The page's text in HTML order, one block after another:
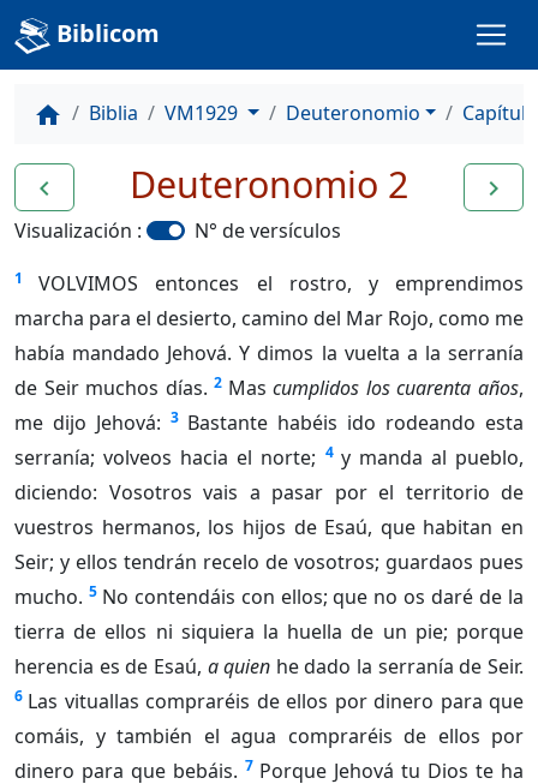
Biblicom
home Biblia VM1929 Deuteronomio
navigate_before navigate_next
Deuteronomio 2
Visualización : N° de versículos
1
VOLVIMOS entonces el rostro, y emprendimos
marcha para el desierto, camino del Mar Rojo, como me
había mandado Jehová. Y dimos la vuelta a la serranía
de Seir muchos días. 2 Mascumplidos los cuarenta años,
me dijo Jehová: 3 Bastante habéis ido rodeando esta
serranía; volveos hacia el norte; 4 y manda al pueblo,
diciendo: Vosotros vais a pasar por el territorio de
vuestros hermanos, los hijos de Esaú, que habitan en
Seir; y ellos tendrán recelo de vosotros; guardaos pues
mucho. 5 No contendáis con ellos; que no os daré de la
tierra de ellos ni siquiera la huella de un pie; porque
herencia es de Esaú, a quien he dado la serranía de Seir.
6 Las vituallas compraréis de ellos por dinero para que
comáis, y también el agua compraréis de ellos por
dinero para que bebáis. 7 Porque Jehová tu Dios te ha